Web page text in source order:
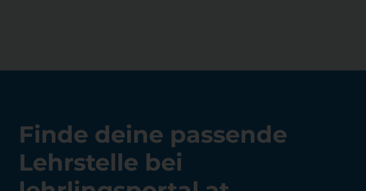
Finde deine passende
Lehrstelle bei